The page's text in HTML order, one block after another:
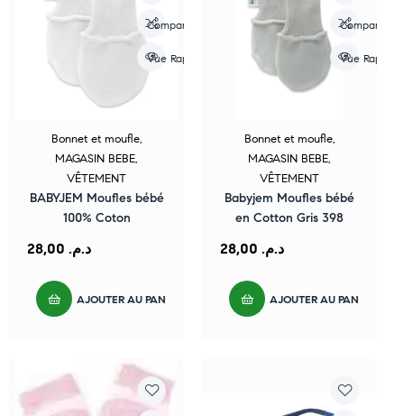
Compare
Vue Rapide
Bonnet et moufle,
MAGASIN BEBE,
VÊTEMENT
BABYJEM Moufles bébé
100% Coton
د.م.
AJOUTER AU PANIER
Compare
Vue Rapide
Bonnet et moufle,
MAGASIN BEBE,
VÊTEMENT
Babyjem Moufles bébé
en Cotton Gris 398
د.م.
AJOUTER AU PANIER